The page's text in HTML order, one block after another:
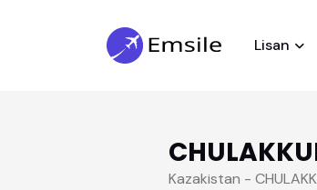
Lisan
Kazakistan -